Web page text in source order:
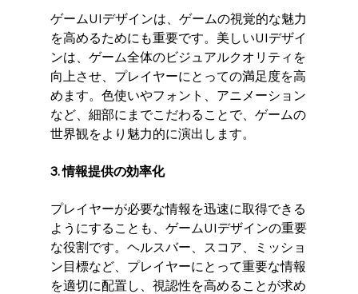
ゲームUIデザインは、ゲームの視覚的な魅力
を高めるためにも重要です。美しいUIデザイ
ンは、ゲーム全体のビジュアルクオリティを
向上させ、プレイヤーにとっての満足度を高
めます。色使いやフォント、アニメーション
など、細部にまでこだわることで、ゲームの
世界観をより魅力的に演出します。
3. 情報提供の効率化
プレイヤーが必要な情報を迅速に取得できる
ようにすることも、ゲームUIデザインの重要
な役割です。ヘルスバー、スコア、ミッショ
ン目標など、プレイヤーにとって重要な情報
を適切に配置し、視認性を高めることが求め